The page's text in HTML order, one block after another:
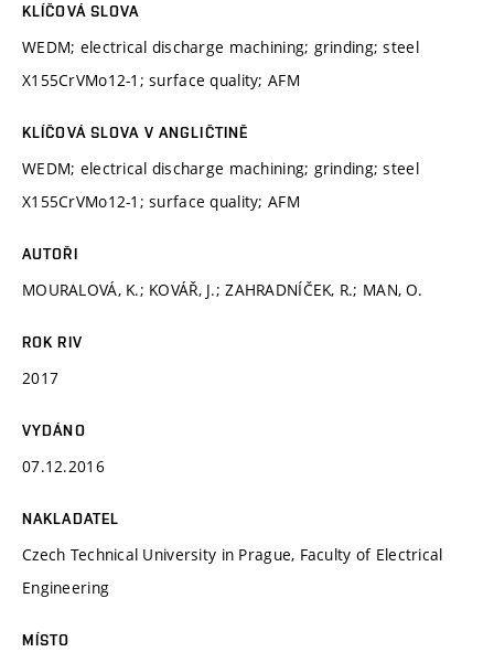
KLÍČOVÁ SLOVA
WEDM; electrical discharge machining; grinding; steel
X155CrVMo12-1; surface quality; AFM
KLÍČOVÁ SLOVA V ANGLIČTINĚ
WEDM; electrical discharge machining; grinding; steel
X155CrVMo12-1; surface quality; AFM
AUTOŘI
MOURALOVÁ, K.; KOVÁŘ, J.; ZAHRADNÍČEK, R.; MAN, O.
ROK RIV
2017
VYDÁNO
07.12.2016
NAKLADATEL
Czech Technical University in Prague, Faculty of Electrical
Engineering
MÍSTO